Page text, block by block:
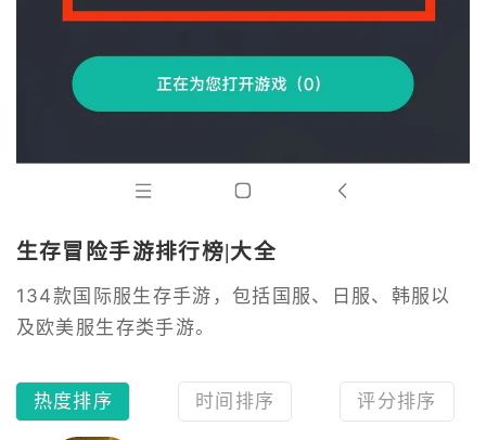
生存冒险手游排行榜|大全
134款国际服生存手游，包括国服、日服、韩服以
及欧美服生存类手游。
热度排序 时间排序 评分排序